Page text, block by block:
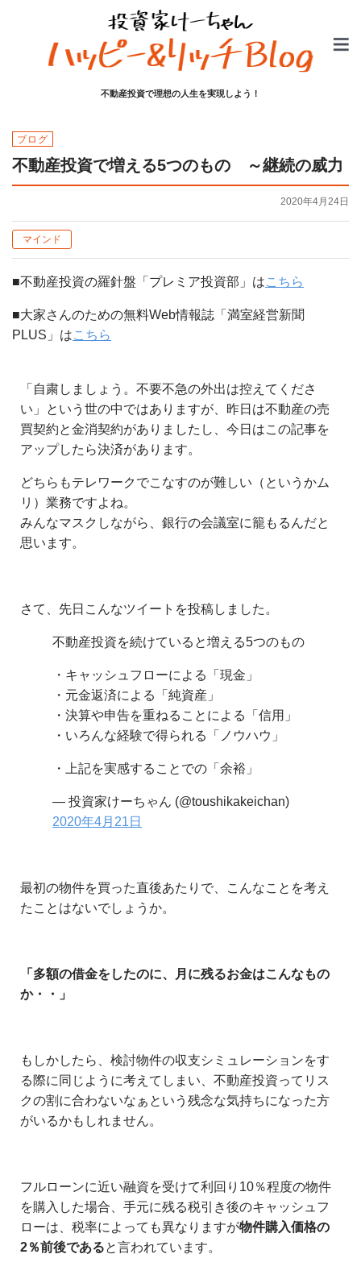
不動産投資で理想の人生を実現しよう！
ブログ
不動産投資で増える5つのもの ～継続の威力
2020年4月24日
マインド
■不動産投資の羅針盤「プレミア投資部」はこちら
■大家さんのための無料Web情報誌「満室経営新聞
PLUS」はこちら
「自粛しましょう。不要不急の外出は控えてくださ
い」という世の中ではありますが、昨日は不動産の売
買契約と金消契約がありましたし、今日はこの記事を
アップしたら決済があります。
どちらもテレワークでこなすのが難しい（というかム
リ）業務ですよね。
みんなマスクしながら、銀行の会議室に籠もるんだと
思います。
さて、先日こんなツイートを投稿しました。
不動産投資を続けていると増える5つのもの
・キャッシュフローによる「現金」
・元金返済による「純資産」
・決算や申告を重ねることによる「信用」
・いろんな経験で得られる「ノウハウ」
・上記を実感することでの「余裕」
— 投資家けーちゃん (@toushikakeichan)
2020年4月21日
最初の物件を買った直後あたりで、こんなことを考え
たことはないでしょうか。
「多額の借金をしたのに、月に残るお金はこんなもの
か・・」
もしかしたら、検討物件の収支シミュレーションをす
る際に同じように考えてしまい、不動産投資ってリス
クの割に合わないなぁという残念な気持ちになった方
がいるかもしれません。
フルローンに近い融資を受けて利回り10％程度の物件
を購入した場合、手元に残る税引き後のキャッシュフ
ローは、税率によっても異なりますが物件購入価格の
2％前後であると言われています。